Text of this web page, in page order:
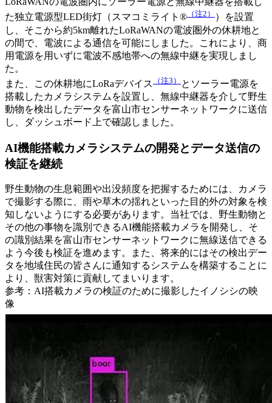
た独立電源型LED街灯（スマコミライト® （注2）
）を設置
し、そこから約5km離れたLoRaWANの電波圏外の休耕地と
の間で、電波による通信を可能にしました。これにより、商
用電源を用いずに電波不感地帯への無線中継を実現しまし
た。
また、この休耕地にLoRaデバイス
（注3）
とソーラー電源を
搭載したカメラシステムを設置し、無線中継器を介して野生
動物を検出したデータを富山市センサーネットワークに送信
し、ダッシュボード上で確認しました。
AI機能搭載カメラシステムの開発とデータ送信の
検証を継続
野生動物の生息範囲や出没頻度を把握するためには、カメラ
で撮影する際に、雨や草木の揺れといった目的外の対象を検
知しないようにする必要があります。当社では、野生動物と
その他の事物を識別できるAI機能搭載カメラを開発し、そ
の識別結果を富山市センサーネットワークに無線送信できる
よう今後も検証を進めます。また、将来的にはその検出デー
タを地域住民の皆さんに通知するシステムを構築することに
より、獣害対策に貢献してまいります。
参考：AI搭載カメラの検証のために撮影したイノシシの映
像